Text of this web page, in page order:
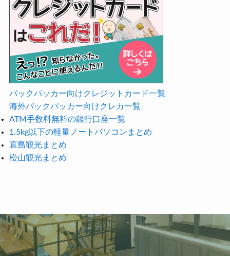
バックパッカー向けクレジットカード一覧
海外バックパッカー向けクレカ一覧
ATM手数料無料の銀行口座一覧
1.5kg以下の軽量ノートパソコンまとめ
直島観光まとめ
松山観光まとめ